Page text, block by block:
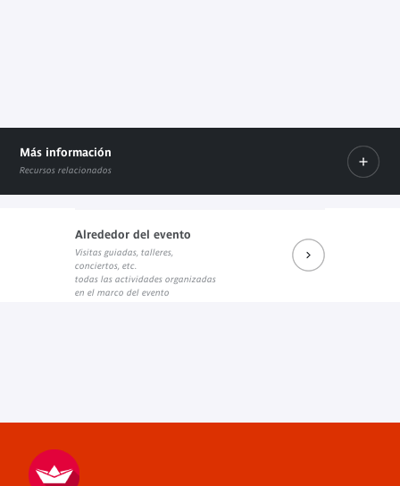
Más información
Recursos relacionados
Prochains rendez-vous du salon de lecture JK
Enlace externo
Réécouter les dernières rencontres
Enlace externo
Prochains événements sur
Enlace externo
Alrededor del evento
Visitas guiadas, talleres,
conciertos, etc.
todas las actividades organizadas
en el marco del evento